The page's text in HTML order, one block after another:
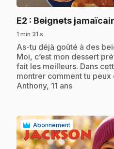
E2 : Beignets
1 min 31 s
.As-tu déjà goûté à des
Moi, c’est mon dessert
fait les meilleurs. Dans
montrer comment tu peux
Anthony, 11 ans
Abonnement